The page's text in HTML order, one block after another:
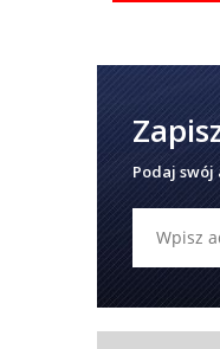
Podaj